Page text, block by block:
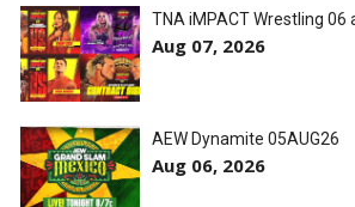
TNA iMPACT Wrestling 06
Aug 07, 2026
AEW Dynamite 05AUG26
Aug 06, 2026